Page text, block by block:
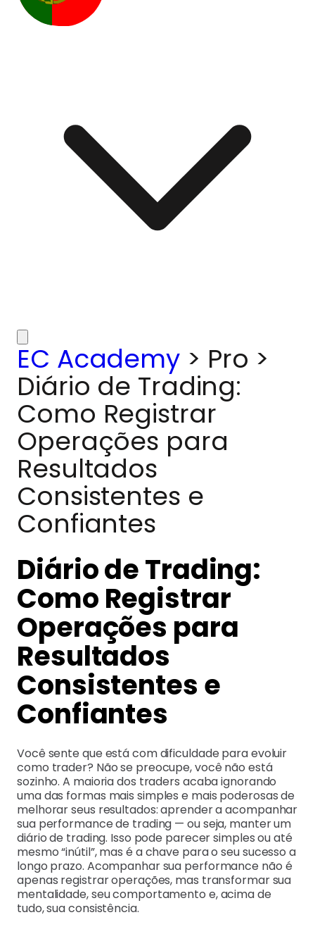
EC Academy > Pro >
Diário de Trading:
Como Registrar
Operações para
Resultados
Consistentes e
Confiantes
Diário de Trading:
Como Registrar
Operações para
Resultados
Consistentes e
Confiantes
Você sente que está com dificuldade para evoluir
como trader? Não se preocupe, você não está
sozinho. A maioria dos traders acaba ignorando
uma das formas mais simples e mais poderosas de
melhorar seus resultados: aprender a acompanhar
sua performance de trading — ou seja, manter um
diário de trading. Isso pode parecer simples ou até
mesmo “inútil”, mas é a chave para o seu sucesso a
longo prazo. Acompanhar sua performance não é
apenas registrar operações, mas transformar sua
mentalidade, seu comportamento e, acima de
tudo, sua consistência.